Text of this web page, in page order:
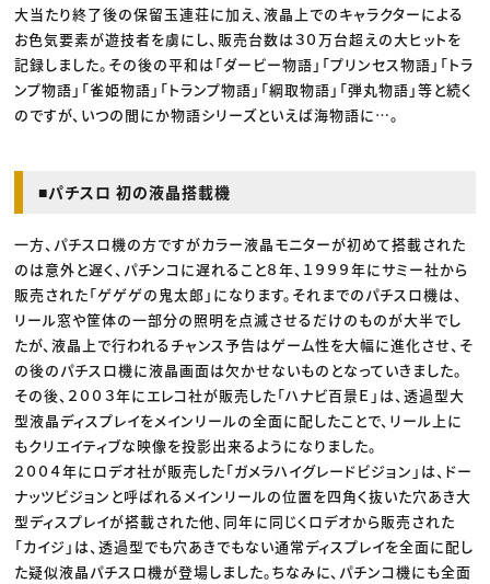
大当たり終了後の保留玉連荘に加え、液晶上でのキャラクターによる
お色気要素が遊技者を虜にし、販売台数は３０万台超えの大ヒットを
記録しました。その後の平和は「ダービー物語」「プリンセス物語」「トラ
ンプ物語」「雀姫物語」「トランプ物語」「綱取物語」「弾丸物語」等と続く
のですが、いつの間にか物語シリーズといえば海物語に…。
■パチスロ 初の液晶搭載機
一方、パチスロ機の方ですがカラー液晶モニターが初めて搭載された
のは意外と遅く、パチンコに遅れること８年、１９９９年にサミー社から
販売された「ゲゲゲの鬼太郎」になります。それまでのパチスロ機は、
リール窓や筐体の一部分の照明を点滅させるだけのものが大半でし
たが、液晶上で行われるチャンス予告はゲーム性を大幅に進化させ、そ
の後のパチスロ機に液晶画面は欠かせないものとなっていきました。
その後、２００３年にエレコ社が販売した「ハナビ百景Ｅ」は、透過型大
型液晶ディスプレイをメインリールの全面に配したことで、リール上に
もクリエイティブな映像を投影出来るようになりました。
２００４年にロデオ社が販売した「ガメラハイグレードビジョン」は、ドー
ナッツビジョンと呼ばれるメインリールの位置を四角く抜いた穴あき大
型ディスプレイが搭載された他、同年に同じくロデオから販売された
「カイジ」は、透過型でも穴あきでもない通常ディスプレイを全面に配し
た疑似液晶パチスロ機が登場しました。ちなみに、パチンコ機にも全面